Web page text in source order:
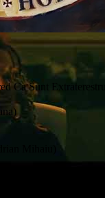
Ca Sunt Extraterestru)
Mihaiu)